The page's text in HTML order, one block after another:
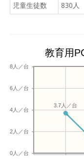
児童生徒数
830人
教育用
0人／台
2人／台
4人／台
6人／台
8人／台
3.7人／台